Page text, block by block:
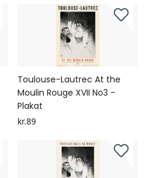
Toulouse-Lautrec At the
Moulin Rouge XVII No3 -
Plakat
kr.89